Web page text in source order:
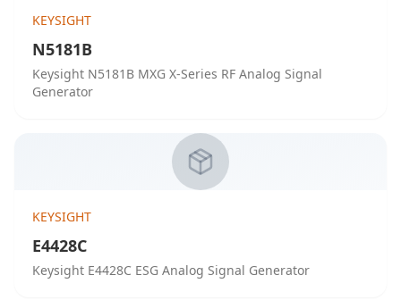
KEYSIGHT
N5181B
Keysight N5181B MXG X-Series RF Analog Signal
Generator
KEYSIGHT
E4428C
Keysight E4428C ESG Analog Signal Generator